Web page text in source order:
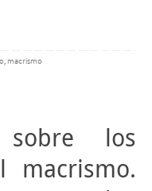
, macrismo
sobre los
macrismo.